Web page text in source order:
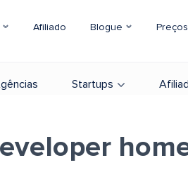
Afiliado Blogue Preços
Startups